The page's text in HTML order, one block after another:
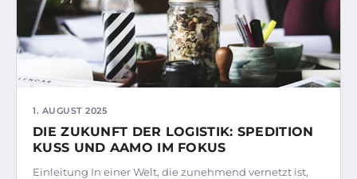
1. AUGUST 2025
DIE ZUKUNFT DER LOGISTIK: SPEDITION
KUSS UND AAMO IM FOKUS
Einleitung In einer Welt, die zunehmend vernetzt ist,